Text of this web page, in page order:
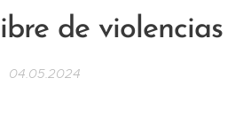
de violencias
04.05.2024